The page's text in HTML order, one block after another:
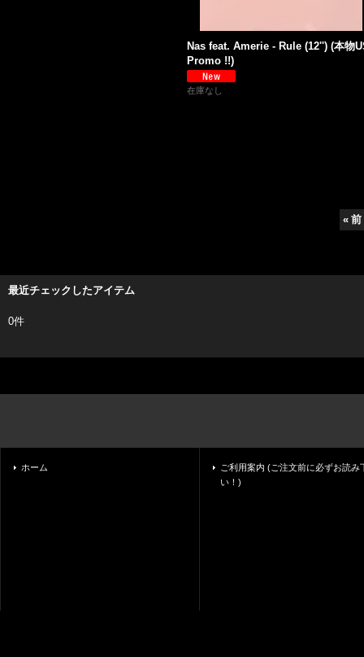
Nas feat. Amerie - Rule (12'') (本物
Promo !!)
在庫なし
« 前
最近チェックしたアイテム
0件
ホーム
ご利用案内 (ご注文前に必ずお読み
い！)